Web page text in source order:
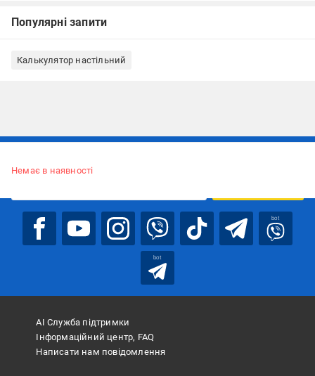
Популярні запити
Калькулятор настільний
Немає в наявності
bot
bot
АІ Служба підтримки
Інформаційний центр, FAQ
Написати нам повідомлення